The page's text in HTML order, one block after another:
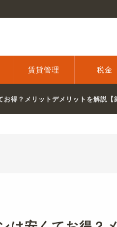
賃貸管理 税金
得？メリットデメリットを解説【